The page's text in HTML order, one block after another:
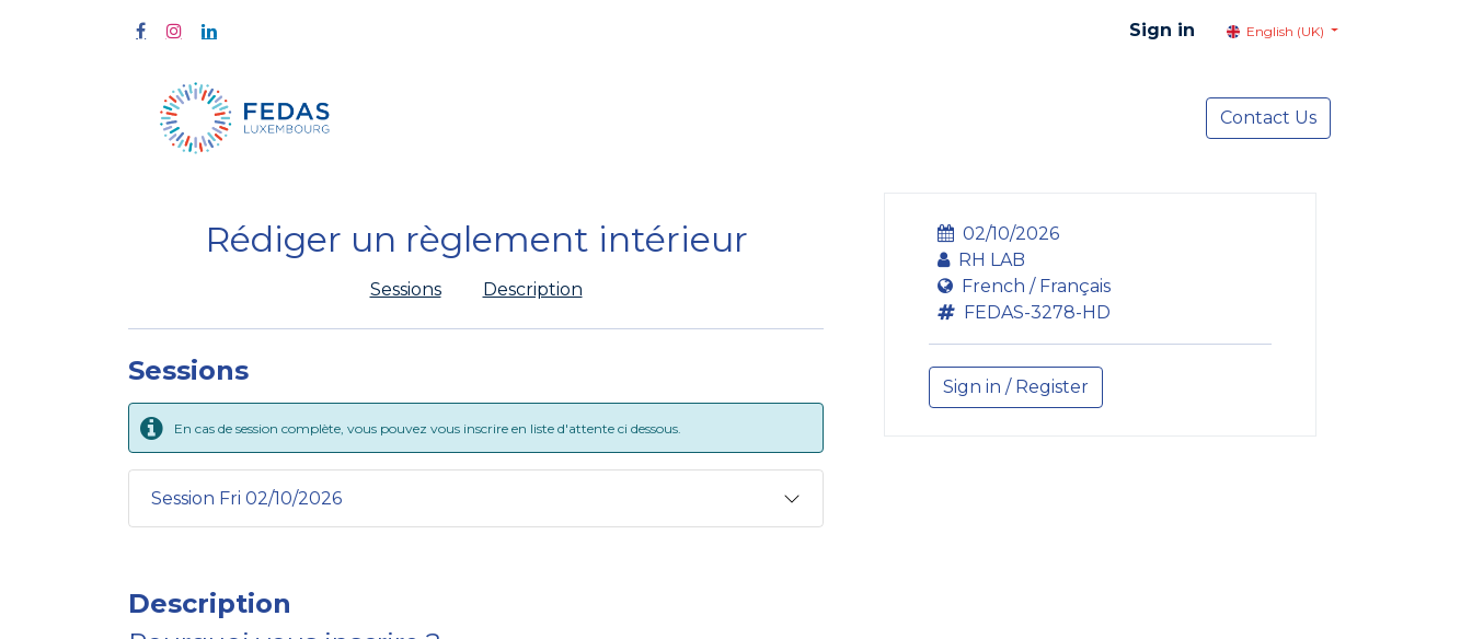
Sign in English (UK)
Social Advocacy Services
Contact Us
Rédiger un règlement intérieur
Sessions Description
Sessions
En cas de session complète, vous pouvez vous inscrire en liste d'attente ci dessous.
Session Fri 02/10/2026
Description
02/10/2026
RH LAB
French / Français
FEDAS-3278-HD
Sign in / Register